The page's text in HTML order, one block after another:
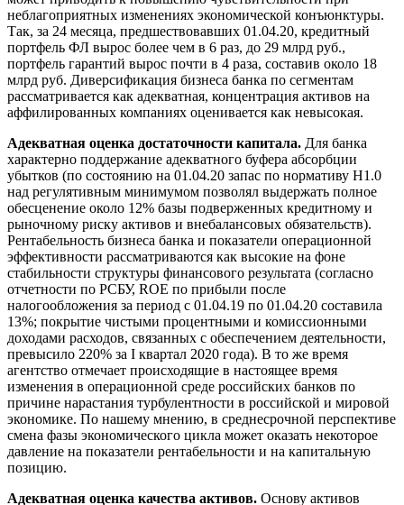
неблагоприятных изменениях экономической конъюнктуры.
Так, за 24 месяца, предшествовавших 01.04.20, кредитный
портфель ФЛ вырос более чем в 6 раз, до 29 млрд руб.,
портфель гарантий вырос почти в 4 раза, составив около 18
млрд руб. Диверсификация бизнеса банка по сегментам
рассматривается как адекватная, концентрация активов на
аффилированных компаниях оценивается как невысокая.
Адекватная оценка достаточности капитала. Для банка
характерно поддержание адекватного буфера абсорбции
убытков (по состоянию на 01.04.20 запас по нормативу Н1.0
над регулятивным минимумом позволял выдержать полное
обесценение около 12% базы подверженных кредитному и
рыночному риску активов и внебалансовых обязательств).
Рентабельность бизнеса банка и показатели операционной
эффективности рассматриваются как высокие на фоне
стабильности структуры финансового результата (согласно
отчетности по РСБУ, ROE по прибыли после
налогообложения за период с 01.04.19 по 01.04.20 составила
13%; покрытие чистыми процентными и комиссионными
доходами расходов, связанных с обеспечением деятельности,
превысило 220% за I квартал 2020 года). В то же время
агентство отмечает происходящие в настоящее время
изменения в операционной среде российских банков по
причине нарастания турбулентности в российской и мировой
экономике. По нашему мнению, в среднесрочной перспективе
смена фазы экономического цикла может оказать некоторое
давление на показатели рентабельности и на капитальную
позицию.
Адекватная оценка качества активов. Основу активов